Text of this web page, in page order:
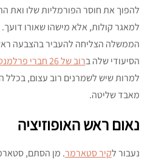
להפוך את חוסר הפורמליות שלו ואת
למאגר קולות, אלא מישהו שאורו
הממשלה הצליחה להעביר בהצבעה
הסיעודי שלה ברוב של 26 חברי פרלמנט בלבד
למרות שיש לשמרנים רוב עצום, בכלל
מאבד שליטה.
נאום ראש האופוזיציה
נעבור לקיר סטארמר. מן הסתם,